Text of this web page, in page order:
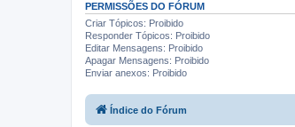
PERMISSÕES DO FÓRUM
Criar Tópicos: Proibido
Responder Tópicos: Proibido
Editar Mensagens: Proibido
Apagar Mensagens: Proibido
Enviar anexos: Proibido
Índice do Fórum